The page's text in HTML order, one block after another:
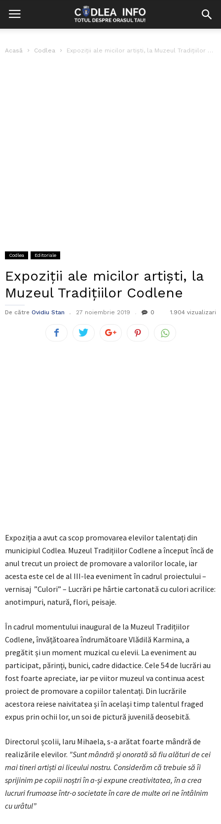
Acasă Codlea Expoziții ale micilor artiști, la Muzeul Tradițiilor Codlene
Codlea Editoriale
Expoziții ale micilor artiști, la
Muzeul Tradițiilor Codlene
De către Ovidiu Stan 27 noiembrie 2019 0 1.904 vizualizari
Expoziția a avut ca scop promovarea elevilor talentați din
municipiul Codlea. Muzeul Tradițiilor Codlene a început încă de
anul trecut un proiect de promovare a valorilor locale, iar
acesta este cel de al III-lea eveniment în cadrul proiectului –
vernisaj ”Culori” – Lucrări pe hârtie cartonată cu culori acrilice:
anotimpuri, natură, flori, peisaje.
În cadrul momentului inaugural de la Muzeul Tradițiilor
Codlene, învățătoarea îndrumătoare Vlădilă Karmina, a
pregătit și un moment muzical cu elevii. La eveniment au
participat, părinți, bunici, cadre didactice. Cele 54 de lucrări au
fost foarte apreciate, iar pe viitor muzeul va continua acest
proiect de promovare a copiilor talentați. Din lucrările
acestora reiese naivitatea și în același timp talentul fraged
expus prin ochii lor, un soi de pictură juvenilă deosebită.
Directorul școlii, Iaru Mihaela, s-a arătat foarte mândră de
realizările elevilor. ”Sunt mândră și onorată să fiu alături de cei
mai tineri artiști ai liceului nostru. Considerăm că trebuie să îi
sprijinim pe copiii noștri în a-și expune creativitatea, în a crea
lucruri frumoase într-o societate în care de multe ori ne întâlnim
cu urâtul”